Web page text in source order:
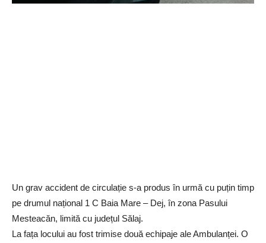
Un grav accident de circulație s-a produs în urmă cu puțin timp
pe drumul național 1 C Baia Mare – Dej, în zona Pasului
Mesteacăn, limită cu județul Sălaj.
La fața locului au fost trimise două echipaje ale Ambulanței. O